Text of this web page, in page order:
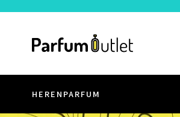
HERENPARFUM